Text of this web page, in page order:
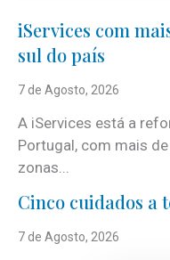
iServices com
sul do país
7 de Agosto, 2026
A iServices está a
Portugal, com mais
zonas...
Cinco cuidados a
7 de Agosto, 2026